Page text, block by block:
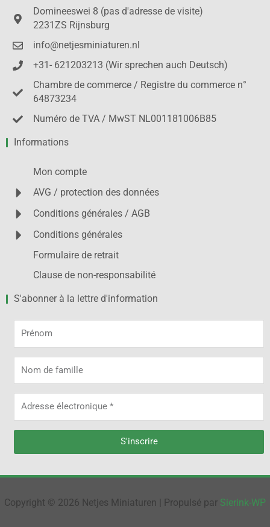
Domineeswei 8 (pas d'adresse de visite)
2231ZS Rijnsburg
info@netjesminiaturen.nl
+31- 621203213 (Wir sprechen auch Deutsch)
Chambre de commerce / Registre du commerce n°
64873234
Numéro de TVA / MwST NL001181006B85
Informations
Mon compte
AVG / protection des données
Conditions générales / AGB
Conditions générales
Formulaire de retrait
Clause de non-responsabilité
S'abonner à la lettre d'information
de
électronique
S'inscrire
Copyright © 2026 Netjes Miniaturen | Propulsé par Sierink-WP